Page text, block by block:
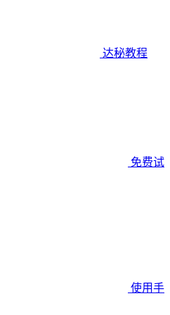
达秘教程
免费试
使用手